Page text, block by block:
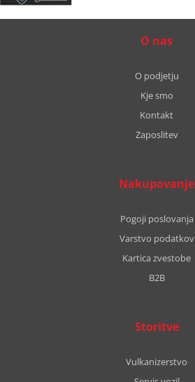
O nas
O podjetju
Kje smo
Kontakt
Zaposlitev
Nakupovanje
Pogoji poslovanja
Varstvo podatkov
Kartica zvestobe
B2B
Storitve
Vulkanizerstvo